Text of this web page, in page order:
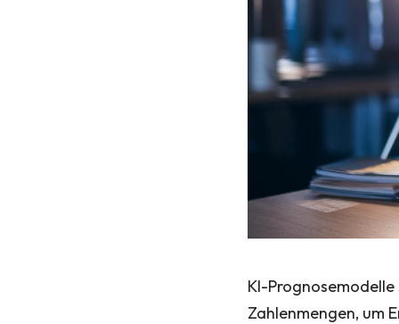
KI-
Zahlenmengen, um